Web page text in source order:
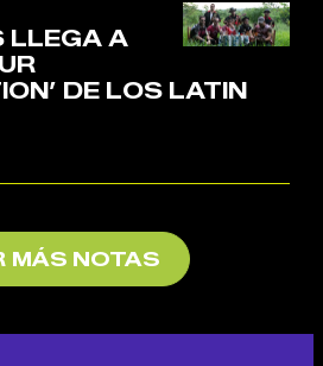
LLEGA A
DE LOS LATIN
MÁS NOTAS